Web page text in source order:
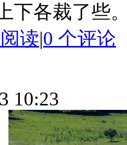
下各裁了些
读|0 个评论
10:23